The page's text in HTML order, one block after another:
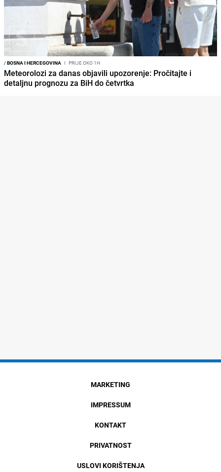
/BOSNA I HERCEGOVINA I PRIJE OKO 1H
Meteorolozi za danas objavili upozorenje: Pročitajte i
detaljnu prognozu za BiH do četvrtka
MARKETING
IMPRESSUM
KONTAKT
PRIVATNOST
USLOVI KORIŠTENJA